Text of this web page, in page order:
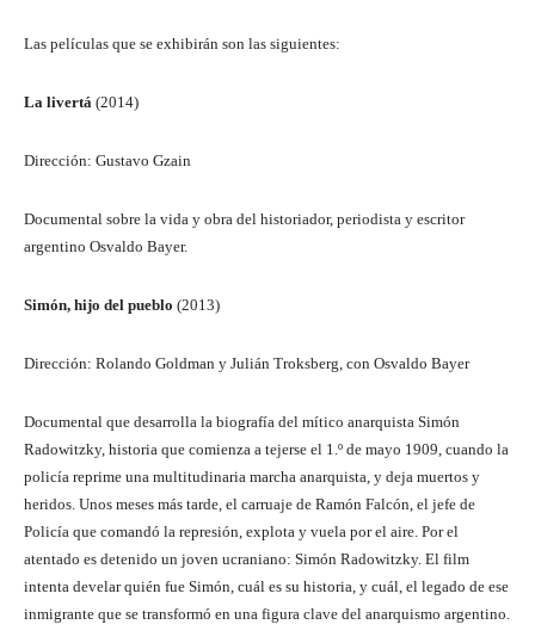
Las películas que se exhibirán son las siguientes:
La livertá (2014)
Dirección: Gustavo Gzain
Documental sobre la vida y obra del historiador, periodista y escritor
argentino Osvaldo Bayer.
Simón, hijo del pueblo (2013)
Dirección: Rolando Goldman y Julián Troksberg, con Osvaldo Bayer
Documental que desarrolla la biografía del mítico anarquista Simón
Radowitzky, historia que comienza a tejerse el 1.º de mayo 1909, cuando la
policía reprime una multitudinaria marcha anarquista, y deja muertos y
heridos. Unos meses más tarde, el carruaje de Ramón Falcón, el jefe de
Policía que comandó la represión, explota y vuela por el aire. Por el
atentado es detenido un joven ucraniano: Simón Radowitzky. El film
intenta develar quién fue Simón, cuál es su historia, y cuál, el legado de ese
inmigrante que se transformó en una figura clave del anarquismo argentino.